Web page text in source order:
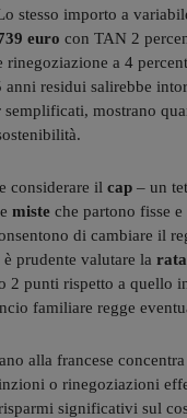
stesso importo a
euro con TAN 2
rinegoziazione a 4
anni residui salirebbe
mostrano
considerare il cap – un
miste che partono fisse
di cambiare il
prudente valutare la
2 punti rispetto a quello
familiare regge
alla francese concentra
o rinegoziazioni
significativi sul